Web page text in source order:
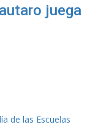
juega